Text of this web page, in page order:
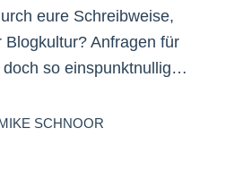
eure Schreibweise,
Blogkultur? Anfragen für
doch so einspunktnullig…
MIKE SCHNOOR